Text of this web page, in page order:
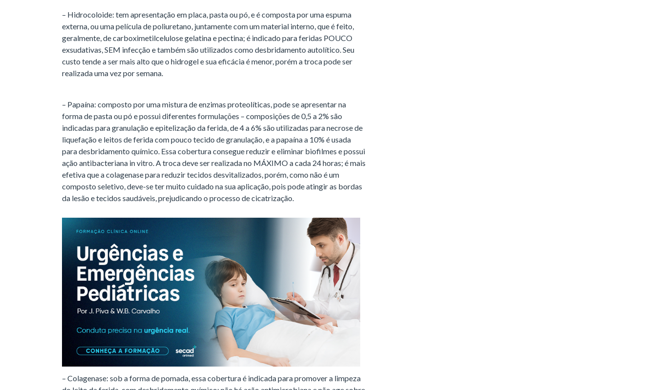
– Hidrocoloide: tem apresentação em placa, pasta ou pó, e é composta por uma espuma
externa, ou uma película de poliuretano, juntamente com um material interno, que é feito,
geralmente, de carboximetilcelulose gelatina e pectina; é indicado para feridas POUCO
exsudativas, SEM infecção e também são utilizados como desbridamento autolítico. Seu
custo tende a ser mais alto que o hidrogel e sua eficácia é menor, porém a troca pode ser
realizada uma vez por semana.
– Papaína: composto por uma mistura de enzimas proteolíticas, pode se apresentar na
forma de pasta ou pó e possui diferentes formulações – composições de 0,5 a 2% são
indicadas para granulação e epitelização da ferida, de 4 a 6% são utilizadas para necrose de
liquefação e leitos de ferida com pouco tecido de granulação, e a papaína a 10% é usada
para desbridamento químico. Essa cobertura consegue reduzir e eliminar biofilmes e possui
ação antibacteriana in vitro. A troca deve ser realizada no MÁXIMO a cada 24 horas; é mais
efetiva que a colagenase para reduzir tecidos desvitalizados, porém, como não é um
composto seletivo, deve-se ter muito cuidado na sua aplicação, pois pode atingir as bordas
da lesão e tecidos saudáveis, prejudicando o processo de cicatrização.
– Colagenase: sob a forma de pomada, essa cobertura é indicada para promover a limpeza